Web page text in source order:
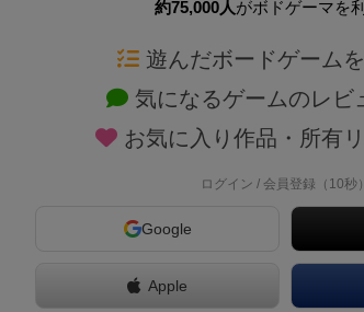
対象年齢を指定します。
約75,000人がボドゲーマを
遊んだボードゲーム
気になるゲームのレビ
お気に入り作品・所有
ログイン / 会員登録（10秒）
Google
Apple